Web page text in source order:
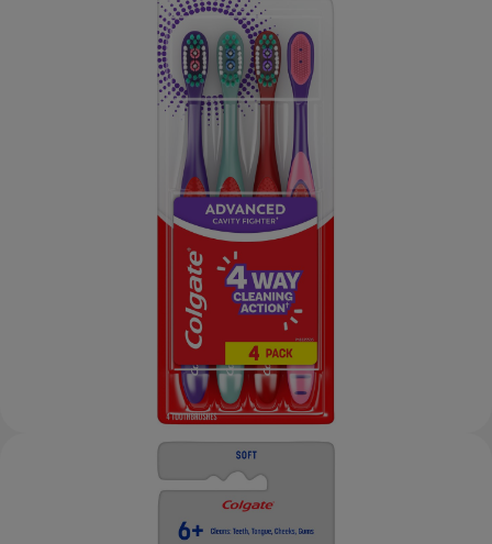
CHEQUEO DE SALUD BUCAL
CORRESPONDENCIA DE PRODUCTOS
PARA PROFESIONALES